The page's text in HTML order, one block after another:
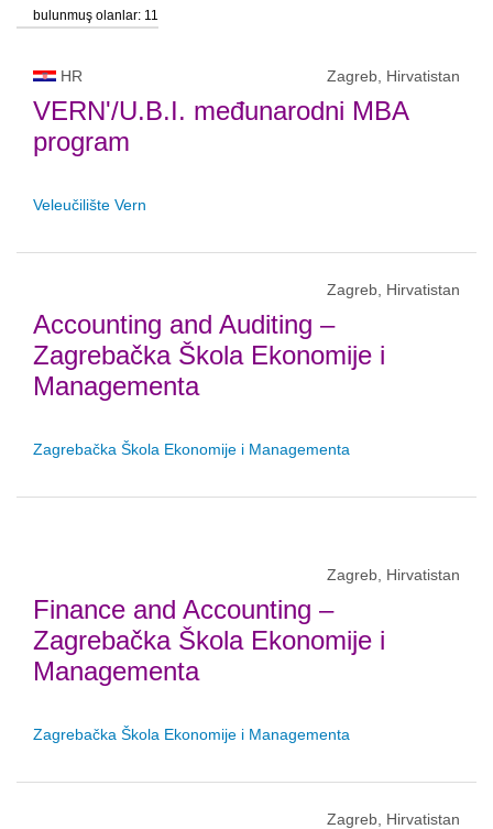
bulunmuş olanlar: 11
HR Zagreb, Hirvatistan
VERN'/U.B.I. međunarodni MBA
program
Veleučilište Vern
Zagreb, Hirvatistan
Accounting and Auditing –
Zagrebačka Škola Ekonomije i
Managementa
Zagrebačka Škola Ekonomije i Managementa
Zagreb, Hirvatistan
Finance and Accounting –
Zagrebačka Škola Ekonomije i
Managementa
Zagrebačka Škola Ekonomije i Managementa
Zagreb, Hirvatistan